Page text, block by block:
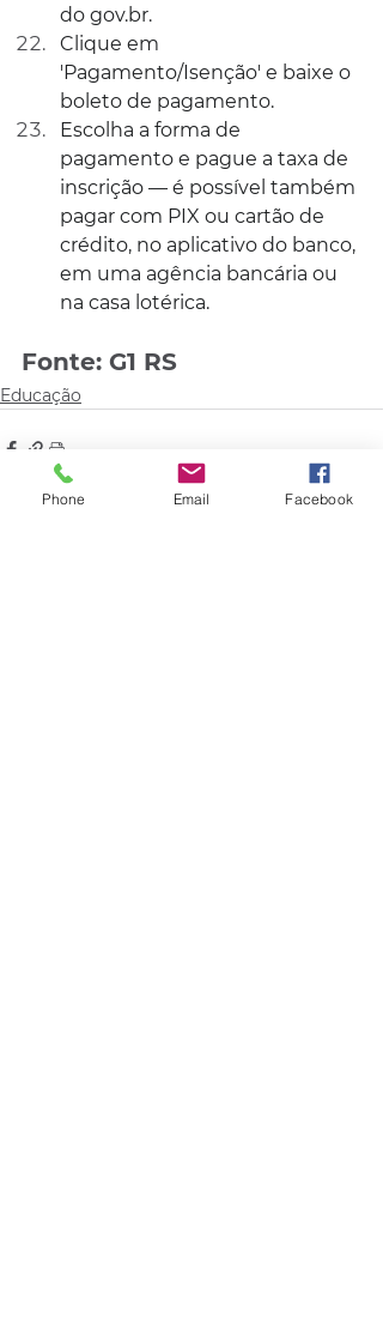
do gov.br.
Clique em
'Pagamento/Isenção' e baixe o
boleto de pagamento.
Escolha a forma de
pagamento e pague a taxa de
inscrição — é possível também
pagar com PIX ou cartão de
crédito, no aplicativo do banco,
em uma agência bancária ou
na casa lotérica.
Fonte: G1 RS
Educação
Phone Email Facebook